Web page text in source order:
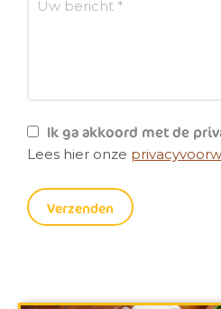
Ik ga akkoord met de
Lees hier onze